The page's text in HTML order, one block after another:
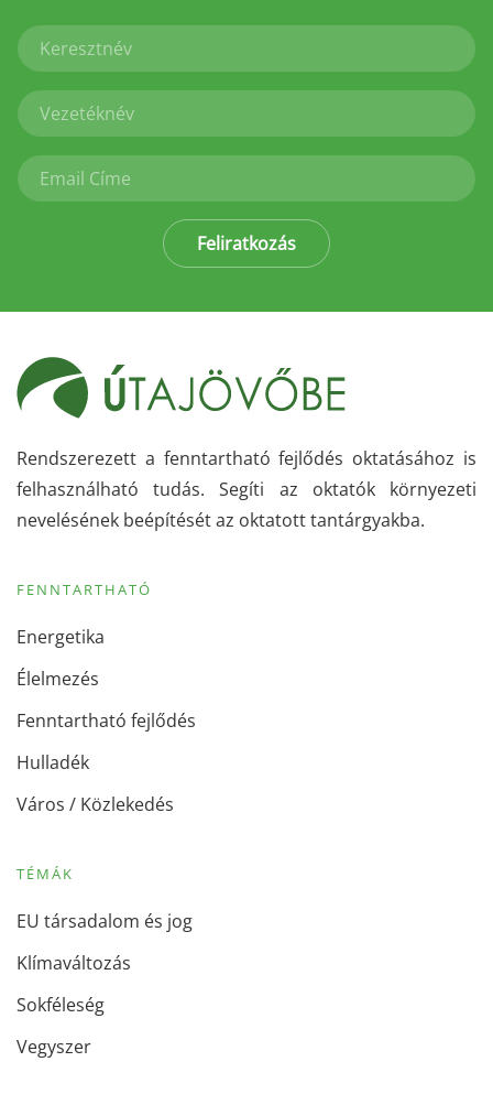
Feliratkozás
Rendszerezett a fenntartható fejlődés oktatásához is
felhasználható tudás. Segíti az oktatók környezeti
nevelésének beépítését az oktatott tantárgyakba.
FENNTARTHATÓ
Energetika
Élelmezés
Fenntartható fejlődés
Hulladék
Város / Közlekedés
TÉMÁK
EU társadalom és jog
Klímaváltozás
Sokféleség
Vegyszer